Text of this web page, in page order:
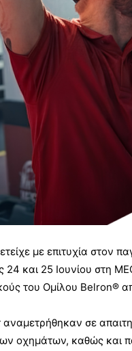
με επιτυχία στον
24 και 25 Ιουνίου στη
του Ομίλου Belron®
αναμετρήθηκαν σε
οχημάτων, καθώς και